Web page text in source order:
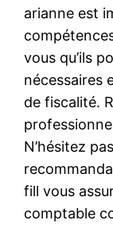
arianne est
vous qu’ils
nécessaires
de fiscalité.
N’hésitez
fill vous
comptable